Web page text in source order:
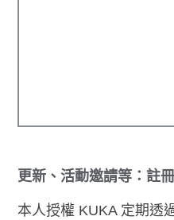
更新、活動邀請等：註
本人授權 KUKA 定期透